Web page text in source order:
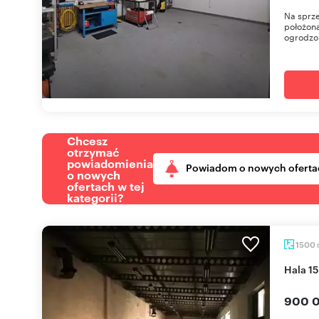
Na
Chcesz
otrzymać
powiadomienia
o nowych
ofertach w tej
kategorii?
Powiadom o nowych
1500
Hala
900